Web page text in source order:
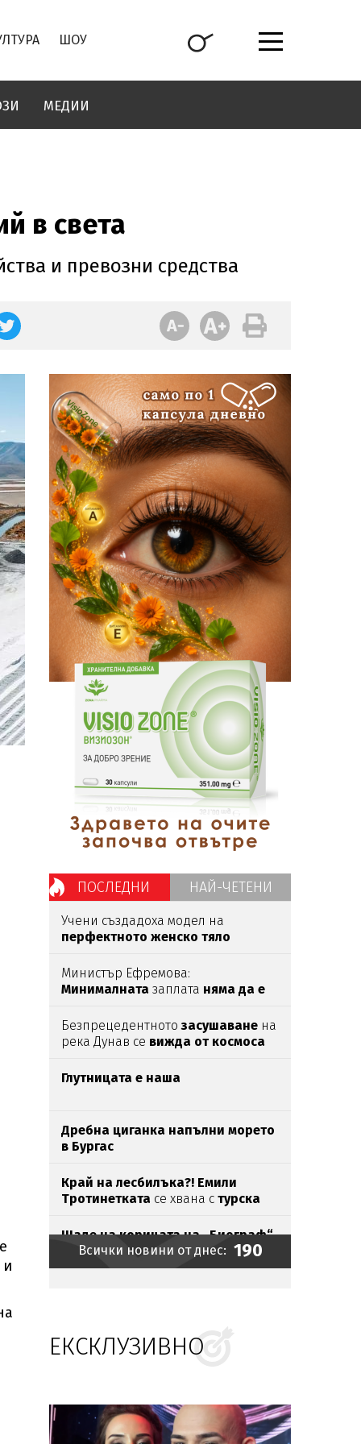
ШОУ
МЕДИИ
в света
и превозни средства
и
ПОСЛЕДНИ НАЙ-ЧЕТЕНИ
Учени създадоха модел на
перфектното женско тяло
Министър Ефремова:
Минималната заплата няма да е
Безпрецедентнотозасушаване на
река Дунав се вижда от космоса
Глутницата е наша
Дребна циганка напълни морето
в Бургас
Край на лесбилъка?! Емили
Тротинетката се хвана с турска
Шаде на корицата на „Биограф“
Братът на Анджелина Джоли се
разведе и разкри, че е гей
първото си официално посещение
Всички новини от днес: 190
ЕКСКЛУЗИВНО